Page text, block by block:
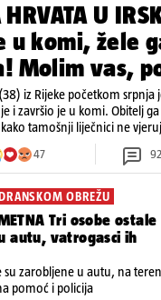
U
u komi, žele
Molim vas,
iz Rijeke početkom
i završio je u komi. Obitelj
tamošnji liječnici ne
47 92
OBREŽU
Tri osobe ostale
autu, vatrogasci ih
su zarobljene u autu, na
pomoć i policija